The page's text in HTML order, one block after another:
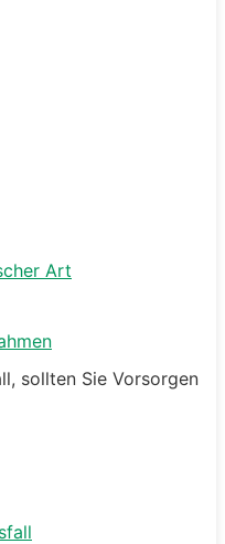
Art
sollten Sie Vorsorgen